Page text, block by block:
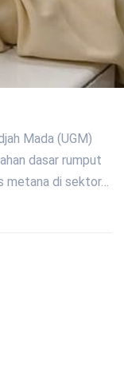
Mada (UGM)
dasar rumput
metana di sektor…